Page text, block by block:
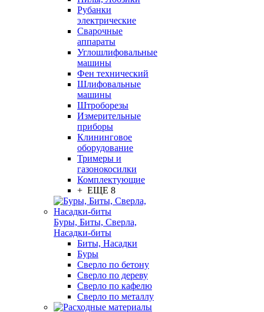
Рубанки
электрические
Сварочные
аппараты
Углошлифовальные
машины
Фен технический
Шлифовальные
машины
Штроборезы
Измерительные
приборы
Клининговое
оборудование
Тримеры и
газонокосилки
Комплектующие
+ ЕЩЕ 8
Буры, Биты, Сверла,
Насадки-биты
Биты, Насадки
Буры
Сверло по бетону
Сверло по дереву
Сверло по кафелю
Сверло по металлу